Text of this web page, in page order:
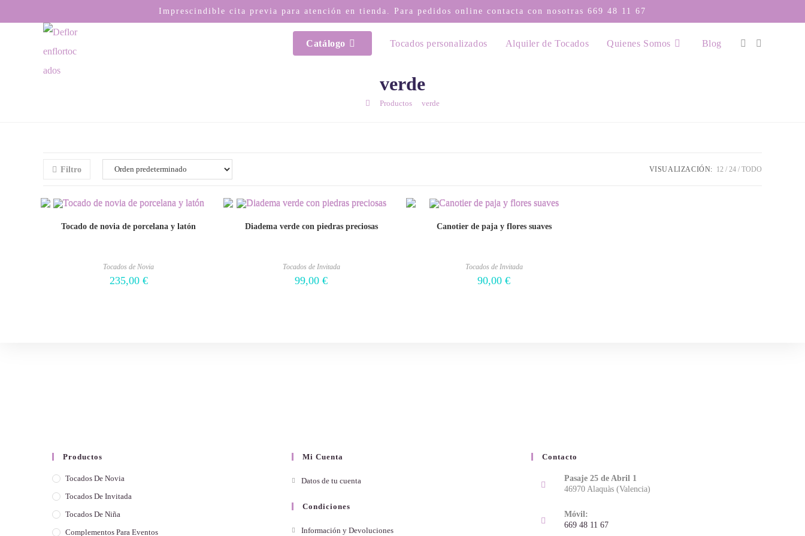
Imprescindible cita previa para atención en tienda. Para pedidos online contacta con nosotras 669 48 11 67
Catálogo Tocados personalizados Alquiler de Tocados Quienes Somos Blog
verde
Productos verde
Filtro VISUALIZACIÓN: 12 24 TODO
Tocado de novia de porcelana y latón
Tocados de Novia
235,00 €
Diadema verde con piedras preciosas
Tocados de Invitada
99,00 €
Canotier de paja y flores suaves
Tocados de Invitada
90,00 €
Productos
Tocados De Novia
Tocados De Invitada
Tocados De Niña
Complementos Para Eventos
Mi Cuenta
Datos de tu cuenta
Condiciones
Información y Devoluciones
Contacto
Pasaje 25 de Abril 1
46970 Alaquàs (Valencia)
Móvil:
669 48 11 67